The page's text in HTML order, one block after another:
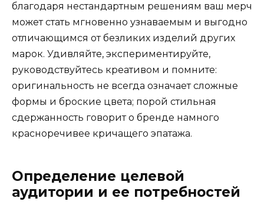
благодаря нестандартным решениям ваш мерч
может стать мгновенно узнаваемым и выгодно
отличающимся от безликих изделий других
марок. Удивляйте, экспериментируйте,
руководствуйтесь креативом и помните:
оригинальность не всегда означает сложные
формы и броские цвета; порой стильная
сдержанность говорит о бренде намного
красноречивее кричащего эпатажа.
Определение целевой
аудитории и ее потребностей